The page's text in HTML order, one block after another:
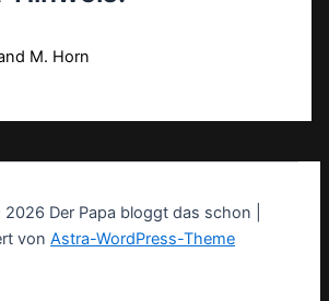
M. Horn
Der Papa bloggt das schon |
von Astra-WordPress-Theme